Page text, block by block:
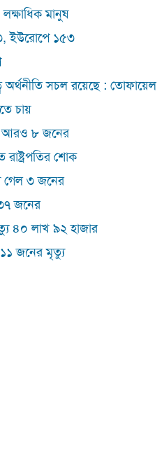
মানুষ
ইউরোপে ১৫৩
অর্থনীতি সচল রয়েছে : তোফায়েল
চায়
আরও ৮ জনের
রাষ্ট্রপতির শোক
গেল ৩ জনের
জনের
৪০ লাখ ৯২ হাজার
জনের মৃত্যু